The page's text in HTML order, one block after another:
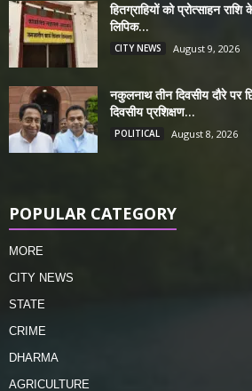
हितग्राहियों को प्रोत्साहन
लिपिक...
CITY NEWS August 9, 2026
नकुलनाथ तीन दिवसीय दौरे पर
दिवसीय प्रशिक्षण...
POLITICAL August 8, 2026
POPULAR CATEGORY
MORE
CITY NEWS
STATE
CRIME
DHARMA
AGRICULTURE